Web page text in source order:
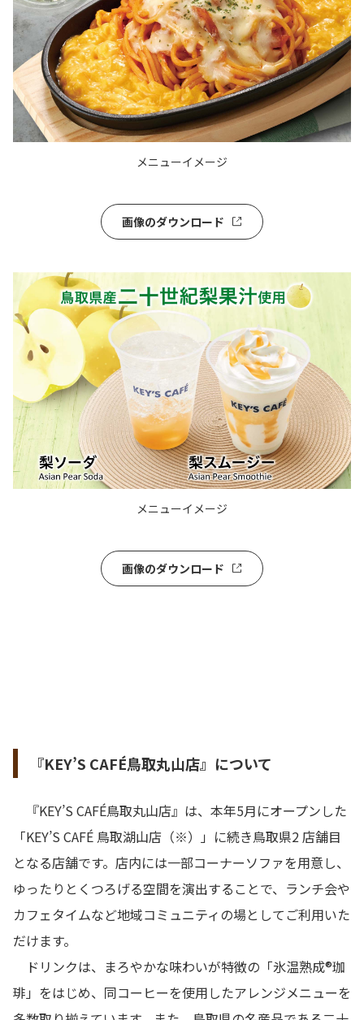
メニューイメージ
画像のダウンロード
メニューイメージ
画像のダウンロード
『KEY’S CAFÉ鳥取丸山店』について
『KEY’S CAFÉ鳥取丸山店』は、本年5月にオープンした
「KEY’S CAFÉ 鳥取湖山店（※）」に続き鳥取県2 店舗目
となる店舗です。店内には一部コーナーソファを用意し、
ゆったりとくつろげる空間を演出することで、ランチ会や
カフェタイムなど地域コミュニティの場としてご利用いた
だけます。
ドリンクは、まろやかな味わいが特徴の「氷温熟成®珈
琲」をはじめ、同コーヒーを使用したアレンジメニューを